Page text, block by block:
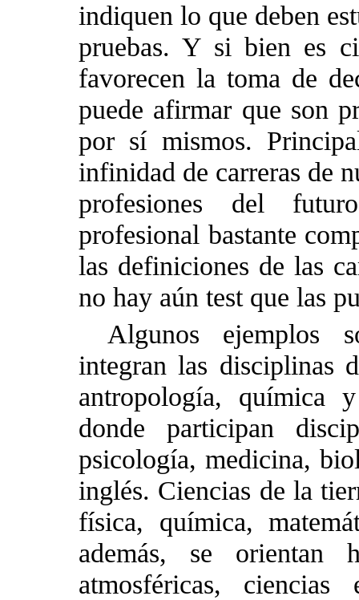
indiquen lo que deben
pruebas. Y si bien es
favorecen la toma de
puede afirmar que son
por sí mismos.
infinidad de carreras de
profesiones del
profesional bastante
las definiciones de las
no hay aún test que las
Algunos ejemplos
integran las disciplinas
antropología, química
donde participan
psicología, medicina,
inglés. Ciencias de la
física, química,
además, se orientan
atmosféricas, ciencias